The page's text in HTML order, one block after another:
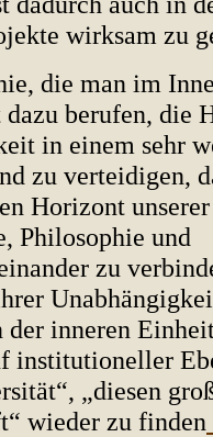
wirksam zu
die man im
berufen, die
in einem sehr
zu verteidigen,
Horizont
Philosophie und
zu
der inneren
institutioneller
„diesen
wieder zu finden